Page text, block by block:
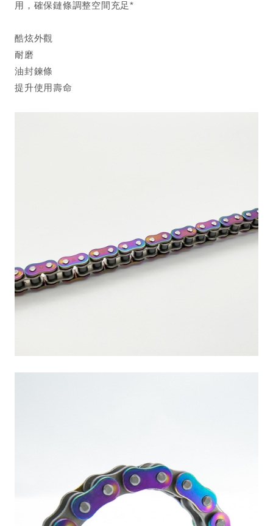
用，確保鏈條調整空間充足*
酷炫外觀
耐磨
油封鍊條
提升使用壽命